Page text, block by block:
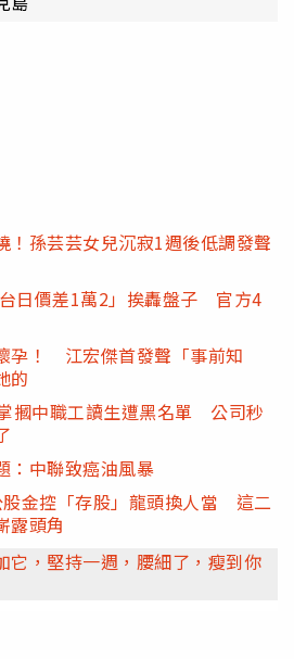
！孫芸芸女兒沉寂1週後低調發聲
日價差1萬2」挨轟盤子 官方4
孕！ 江宏傑首發聲「事前知
的
摑中職工讀生遭黑名單 公司秒
：中聯致癌油風暴
股金控「存股」龍頭換人當 這二
露頭角
它，堅持一週，腰細了，瘦到你